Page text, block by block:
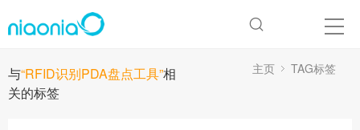
与“RFID识别PDA盘点工具”相
关的标签
主页 TAG标签